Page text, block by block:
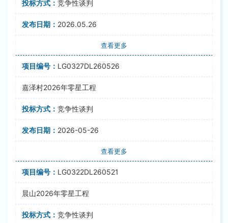
竞争性谈判
2026.05.26
查看更多
LG0327DL260526
嘉泽村2026年零星工程
竞争性谈判
2026-05-26
查看更多
LG0322DL260521
晨山2026年零星工程
竞争性谈判